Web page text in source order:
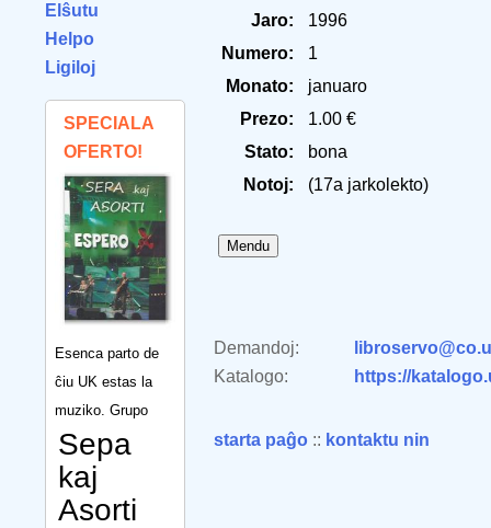
Elŝutu
Helpo
Ligiloj
SPECIALA
OFERTO!
Esenca parto de
ĉiu UK estas la
muziko. Grupo
Sepa
kaj
Asorti
Jaro:
1996
Numero:
1
Monato:
januaro
Prezo:
1.00 €
Stato:
bona
Notoj:
(17a jarkolekto)
Demandoj:
Katalogo:
https://
starta paĝo :: kontaktu nin